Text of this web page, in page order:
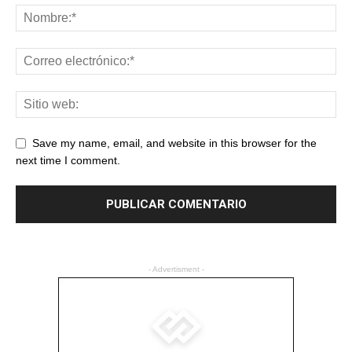
Save my name, email, and website in this browser for the
next time I comment.
- Advertisment -